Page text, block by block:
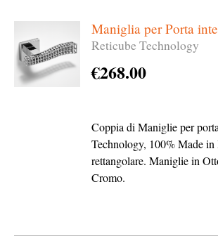
Maniglia per Porta
Reticube Technology
€268.00
Coppia di Maniglie per
Technology, 100% Made
rettangolare. Maniglie in
Cromo.